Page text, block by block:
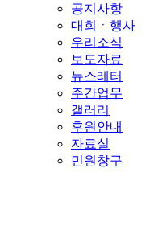
공지사항
대회ㆍ행사
우리소식
보도자료
뉴스레터
주간업무
갤러리
후원안내
자료실
민원창구